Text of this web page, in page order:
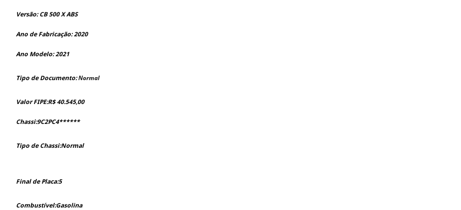
Versão: CB 500 X ABS
Ano de Fabricação: 2020
Ano Modelo: 2021
Tipo de Documento:Normal
Valor FIPE:R$ 40.545,00
Chassi:9C2PC4******
Tipo de Chassi:Normal
Final de Placa:5
Combustível:Gasolina